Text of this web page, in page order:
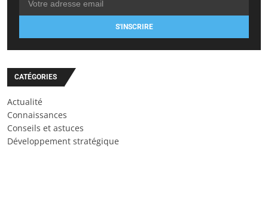
S'INSCRIRE
CATÉGORIES
Actualité
Connaissances
Conseils et astuces
Développement stratégique